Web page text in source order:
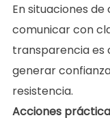
En situaciones de
comunicar con
transparencia es
generar
resistencia.
Acciones